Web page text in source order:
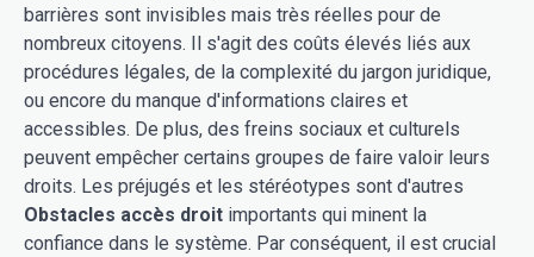
barrières sont invisibles mais très réelles pour de
nombreux citoyens. Il s'agit des coûts élevés liés aux
procédures légales, de la complexité du jargon juridique,
ou encore du manque d'informations claires et
accessibles. De plus, des freins sociaux et culturels
peuvent empêcher certains groupes de faire valoir leurs
droits. Les préjugés et les stéréotypes sont d'autres
Obstacles accès droit importants qui minent la
confiance dans le système. Par conséquent, il est crucial